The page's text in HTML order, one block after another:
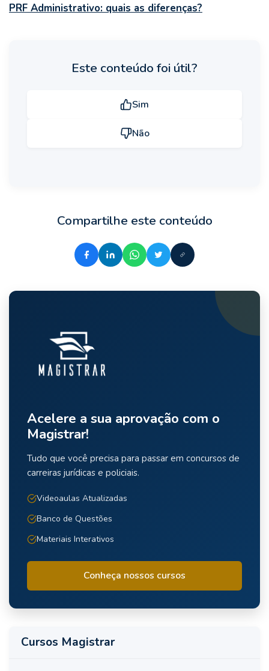
PRF Administrativo: quais as diferenças?
Este conteúdo foi útil?
Sim
Não
Compartilhe este conteúdo
Acelere a sua aprovação com o
Magistrar!
Tudo que você precisa para passar em concursos de
carreiras jurídicas e policiais.
Videoaulas Atualizadas
Banco de Questões
Materiais Interativos
Conheça nossos cursos
Cursos Magistrar